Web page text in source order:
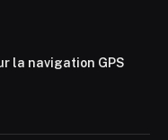
la navigation GPS